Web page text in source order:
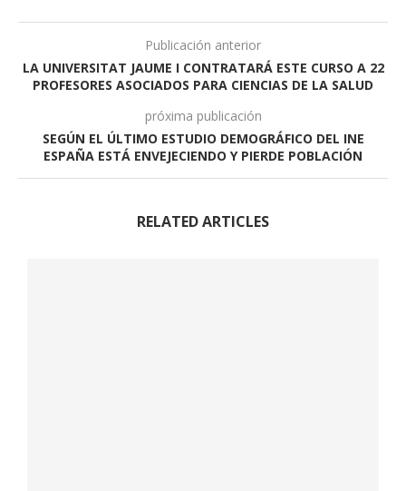
Publicación anterior
LA UNIVERSITAT JAUME I CONTRATARÁ ESTE CURSO A 22
PROFESORES ASOCIADOS PARA CIENCIAS DE LA SALUD
próxima publicación
SEGÚN EL ÚLTIMO ESTUDIO DEMOGRÁFICO DEL INE
ESPAÑA ESTÁ ENVEJECIENDO Y PIERDE POBLACIÓN
RELATED ARTICLES